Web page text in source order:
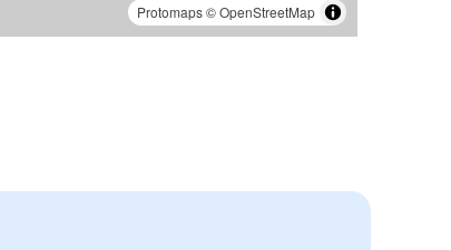
Protomaps©OpenStreetMap